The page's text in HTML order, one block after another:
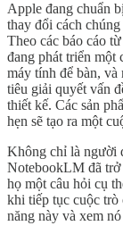
Apple đang chuẩn
thay đổi cách
Theo các báo cáo
đang phát triển một
máy tính để bàn,
tiêu giải quyết vấn
thiết kế. Các sản
hẹn sẽ tạo ra một
Không chỉ là người
NotebookLM đã trở
họ một câu hỏi cụ
khi tiếp tục cuộc
năng này và xem